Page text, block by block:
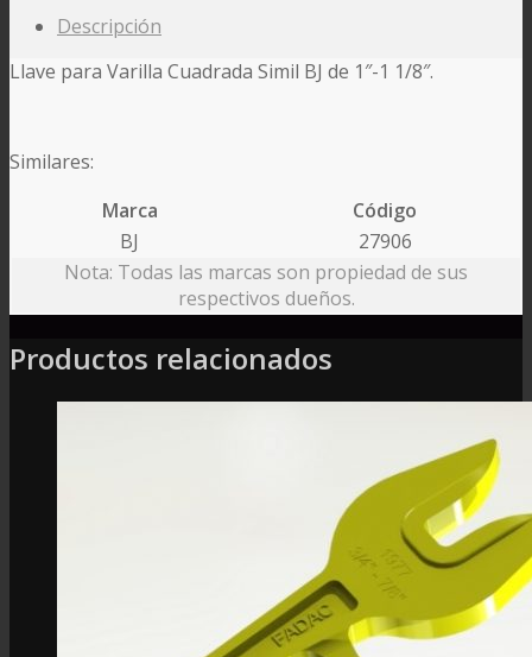
Descripción
Llave para Varilla Cuadrada Simil BJ de 1″-1 1/8″.
Similares:
Marca
Código
BJ
27906
Nota: Todas las marcas son propiedad de sus
respectivos dueños.
Productos relacionados